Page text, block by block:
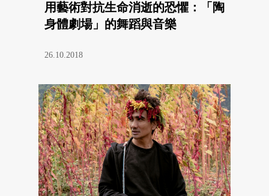
用藝術對抗生命消逝的恐懼：「陶
身體劇場」的舞蹈與音樂
26.10.2018